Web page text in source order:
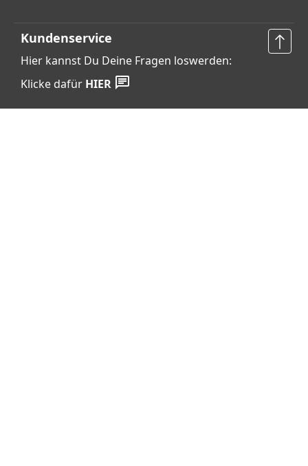
Kundenservice
Hier kannst Du Deine Fragen loswerden:
Klicke dafür HIER